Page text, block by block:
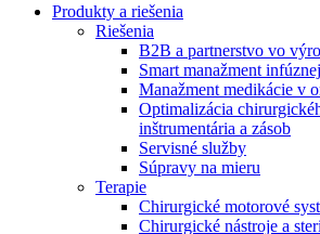
Produktový katalóg​
Objavte naše produkty. ​Navštívte
Braun​ s našim kompletným
Zostaňte v dialógu s B. Braun.
Produkty a riešenia
Riešenia
B2B a partnerstvo vo
Smart manažment
Manažment medikácie v
Optimalizácia
inštrumentária a zásob
Servisné služby
Súpravy na mieru
Terapie
Chirurgické motorové
Chirurgické nástroje a